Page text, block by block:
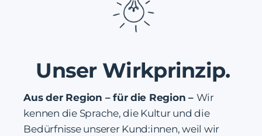
Unser Wirkprinzip.
Aus der Region – für die Region – Wir
kennen die Sprache, die Kultur und die
Bedürfnisse unserer Kund:innen, weil wir